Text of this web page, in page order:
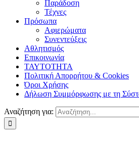
Παράδοση
Τέχνες
Πρόσωπα
Αφιερώματα
Συνεντεύξεις
Αθλητισμός
Επικοινωνία
ΤΑΥΤΟΤΗΤΑ
Πολιτική Απορρήτου & Cookies
Όροι Χρήσης
Δήλωση Συμμόρφωσης με τη
Αναζήτηση για: